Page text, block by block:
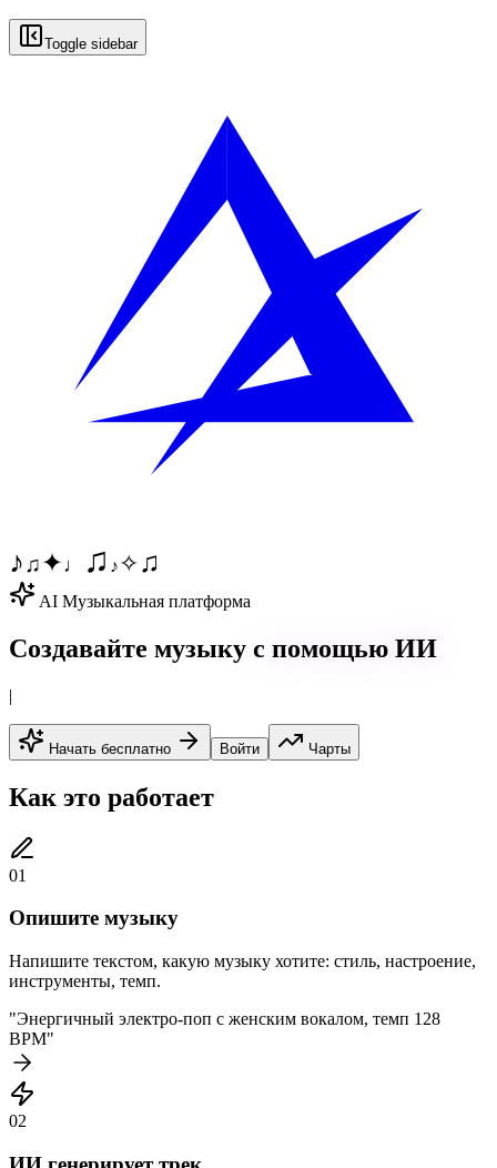
Toggle sidebar
♪ ♫✦♩ ♫ ♪✧♫
AI Музыкальная платформа
Создавайте музыку с помощью ИИ
|
Начать бесплатно Войти Чарты
Как это работает
01
Опишите музыку
Напишите текстом, какую музыку хотите: стиль, настроение,
инструменты, темп.
"Энергичный электро-поп с женским вокалом, темп 128
BPM"
02